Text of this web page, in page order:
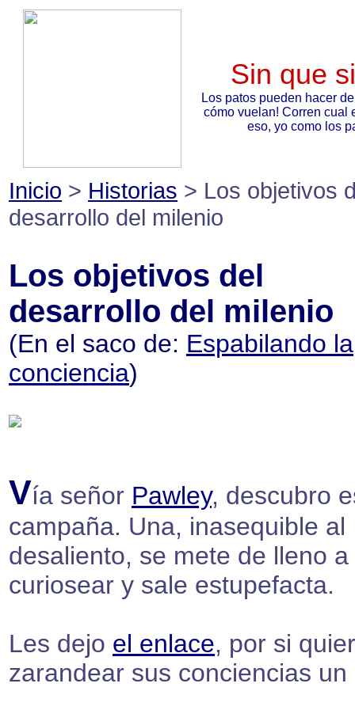
Sin que
Los patos pueden hacer
cómo vuelan! Corren cual
eso, yo como los
Inicio > Historias > Los objetivos
desarrollo del milenio
Los objetivos del
desarrollo del milenio
(En el saco de: Espabilando la
conciencia)
Vía señor Pawley, descubro
campaña. Una, inasequible al
desaliento, se mete de lleno a
curiosear y sale estupefacta.
Les dejo el enlace, por si
zarandear sus conciencias un